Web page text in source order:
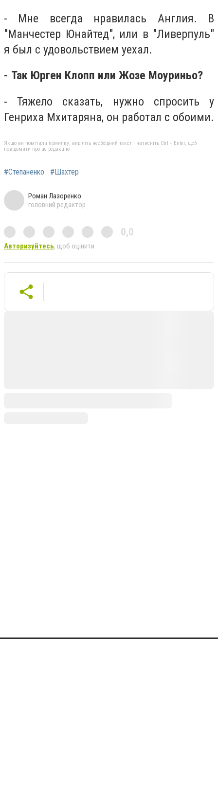
- Мне всегда нравилась Англия. В
"Манчестер Юнайтед", или в "Ливерпуль"
я был с удовольствием уехал.
- Так Юрген Клопп или Жозе Моуриньо?
- Тяжело сказать, нужно спросить у
Генриха Мхитаряна, он работал с обоими.
Якщо ви помітили помилку, виділіть необхідний текст і натисніть Ctrl + Enter, щоб
повідомити про це редакцію
#Степаненко #Шахтер
Роман Лазоренко
головний редактор
0,0
Авторизуйтесь, щоб оцінити